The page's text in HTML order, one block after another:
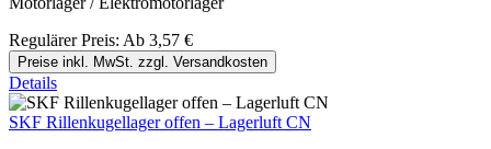
Regulärer Preis: Ab 3,57 €
Preise inkl. MwSt. zzgl. Versandkosten
Details
SKF Rillenkugellager offen – Lagerluft CN